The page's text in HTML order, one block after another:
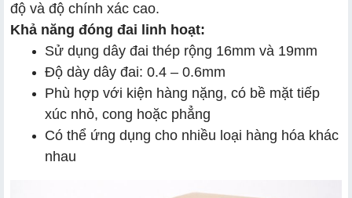
độ và độ chính xác cao.
Khả năng đóng đai linh hoạt:
Sử dụng dây đai thép rộng 16mm và 19mm
Độ dày dây đai: 0.4 – 0.6mm
Phù hợp với kiện hàng nặng, có bề mặt tiếp
xúc nhỏ, cong hoặc phẳng
Có thể ứng dụng cho nhiều loại hàng hóa khác
nhau